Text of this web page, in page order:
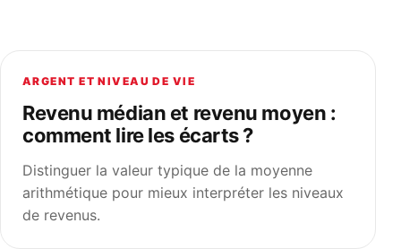
ARGENT ET NIVEAU DE VIE
Revenu médian et revenu moyen :
comment lire les écarts ?
Distinguer la valeur typique de la moyenne
arithmétique pour mieux interpréter les niveaux
de revenus.